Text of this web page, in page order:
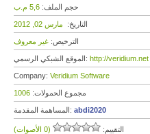
حجم الملف: 5,6 م.ب
التاريخ: مارس 02, 2012
الترخيص: غير معروف
الموقع الشبكي الرسمي: http://veridium.net
Company: Veridium Software
مجموع الحمولات: 1006
المساهمة المقدمة: abdi2020
التقييم: (0 الأصوات)